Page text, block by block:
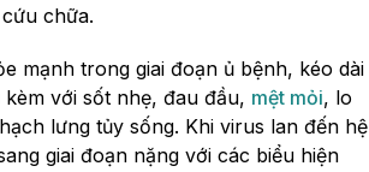
chữa.
mạnh trong giai đoạn ủ bệnh, kéo dài
với sốt nhẹ, đau đầu, mệt mỏi, lo
lưng tủy sống. Khi virus lan đến hệ
giai đoạn nặng với các biểu hiện